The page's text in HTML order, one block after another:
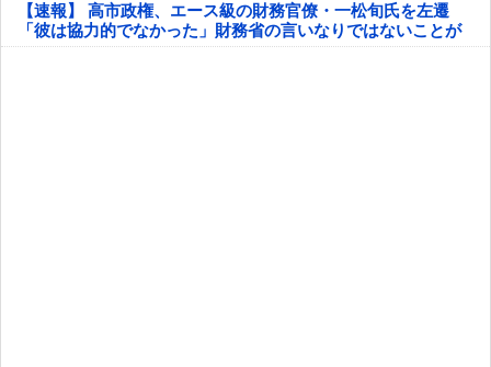
【速報】 高市政権、エース級の財務官僚・一松旬氏を左遷
「彼は協力的でなかった」財務省の言いなりではないことが
判明